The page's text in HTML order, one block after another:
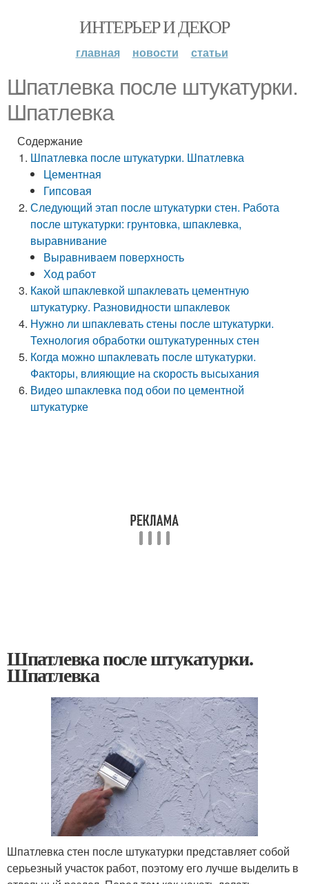
ИНТЕРЬЕР И ДЕКОР
главная новости статьи
Шпатлевка после штукатурки.
Шпатлевка
Содержание
Шпатлевка после штукатурки. Шпатлевка
Цементная
Гипсовая
Следующий этап после штукатурки стен. Работа
после штукатурки: грунтовка, шпаклевка,
выравнивание
Выравниваем поверхность
Ход работ
Какой шпаклевкой шпаклевать цементную
штукатурку. Разновидности шпаклевок
Нужно ли шпаклевать стены после штукатурки.
Технология обработки оштукатуренных стен
Когда можно шпаклевать после штукатурки.
Факторы, влияющие на скорость высыхания
Видео шпаклевка под обои по цементной
штукатурке
Шпатлевка после штукатурки.
Шпатлевка
Шпатлевка стен после штукатурки представляет собой
серьезный участок работ, поэтому его лучше выделить в